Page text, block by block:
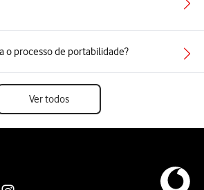
o processo de portabilidade?
Ver todos